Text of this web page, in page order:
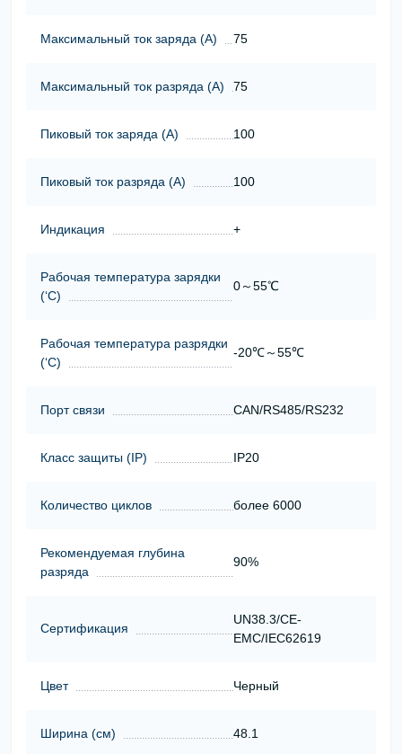
Максимальный ток заряда (А) 75
Максимальный ток разряда (А) 75
Пиковый ток заряда (А) 100
Пиковый ток разряда (А) 100
Индикация +
Рабочая температура зарядки
(‘С)
0～55℃
Рабочая температура разрядки
(‘С)
-20℃～55℃
Порт связи CAN/RS485/RS232
Класс защиты (ІР) IP20
Количество циклов более 6000
Рекомендуемая глубина
разряда
90%
Сертификация
UN38.3/CE-
EMC/IEC62619
Цвет Черный
Ширина (см) 48.1